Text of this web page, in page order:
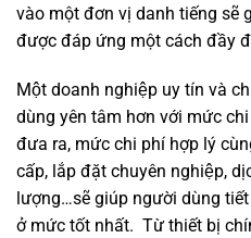
vào một đơn vị danh tiếng sẽ
được đáp ứng một cách đầy
Một doanh nghiệp uy tín và
dùng yên tâm hơn với mức
đưa ra, mức chi phí hợp lý
cấp, lắp đặt chuyên nghiệp,
lượng…sẽ giúp người dùng
ở mức tốt nhất. Từ thiết bị